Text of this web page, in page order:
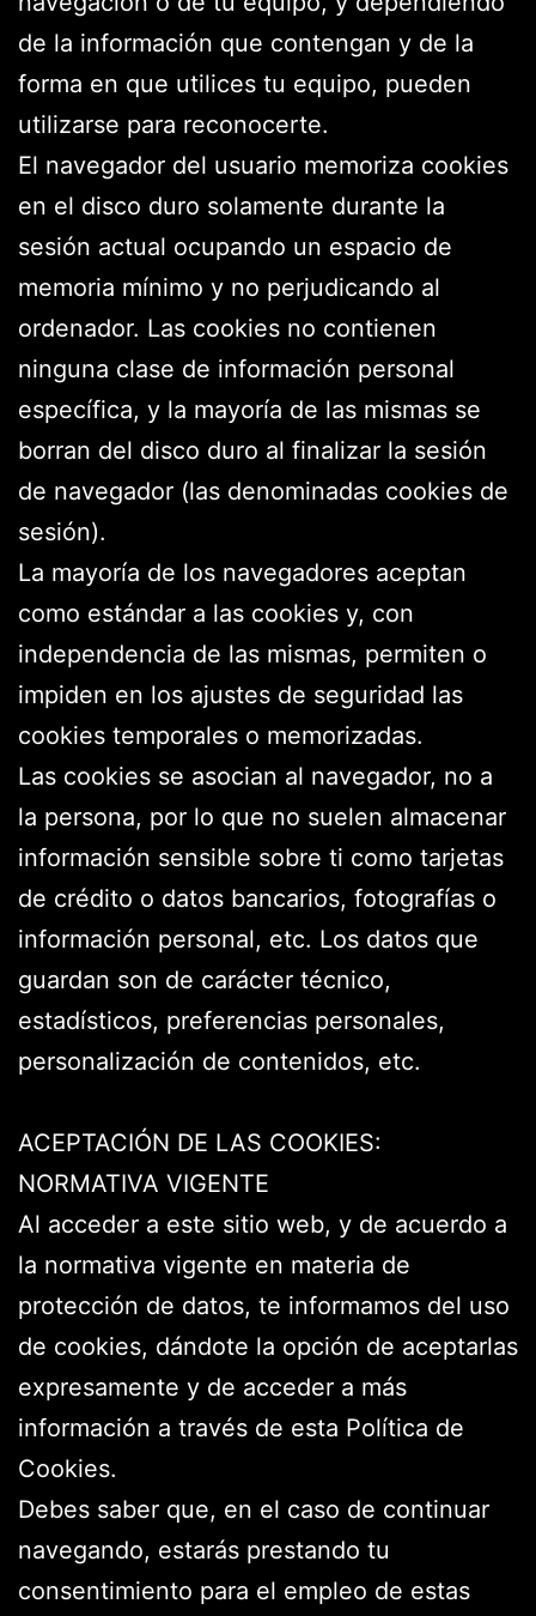
de la información que contengan y de la
forma en que utilices tu equipo, pueden
utilizarse para reconocerte.
El navegador del usuario memoriza cookies
en el disco duro solamente durante la
sesión actual ocupando un espacio de
memoria mínimo y no perjudicando al
ordenador. Las cookies no contienen
ninguna clase de información personal
específica, y la mayoría de las mismas se
borran del disco duro al finalizar la sesión
de navegador (las denominadas cookies de
sesión).
La mayoría de los navegadores aceptan
como estándar a las cookies y, con
independencia de las mismas, permiten o
impiden en los ajustes de seguridad las
cookies temporales o memorizadas.
Las cookies se asocian al navegador, no a
la persona, por lo que no suelen almacenar
información sensible sobre ti como tarjetas
de crédito o datos bancarios, fotografías o
información personal, etc. Los datos que
guardan son de carácter técnico,
estadísticos, preferencias personales,
personalización de contenidos, etc.
ACEPTACIÓN DE LAS COOKIES:
NORMATIVA VIGENTE
Al acceder a este sitio web, y de acuerdo a
la normativa vigente en materia de
protección de datos, te informamos del uso
de cookies, dándote la opción de aceptarlas
expresamente y de acceder a más
información a través de esta Política de
Cookies.
Debes saber que, en el caso de continuar
navegando, estarás prestando tu
consentimiento para el empleo de estas